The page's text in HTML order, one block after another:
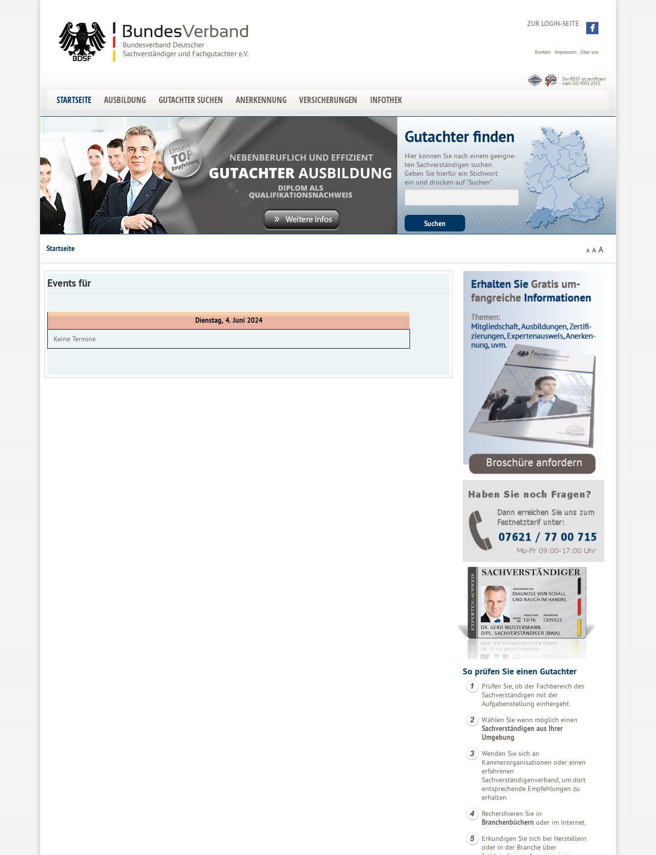
ZUR LOGIN-SEITE
Über uns
Impressum
Kontakt
Der BDSF ist zertifiziert
nach ISO 9001:2015
STARTSEITE AUSBILDUNG GUTACHTER SUCHEN ANERKENNUNG VERSICHERUNGEN INFOTHEK
Gutachter finden
Hier können Sie nach einem geeigne-
ten Sachverständigen suchen.
Geben Sie hierfür ein Stichwort
ein und drücken auf "Suchen".
Startseite A A A
Events für
Dienstag, 4. Juni 2024
Keine Termine
So prüfen Sie einen Gutachter
Prüfen Sie, ob der Fachbereich des
Sachverständigen mit der
Aufgabenstellung einhergeht.
Wählen Sie wenn möglich einen
Sachverständigen aus Ihrer
Umgebung.
Wenden Sie sich an
Kammerorganisationen oder einen
erfahrenen
Sachverständigenverband, um dort
entsprechende Empfehlungen zu
erhalten.
Recherchieren Sie in
Branchenbüchern oder im Internet.
Erkundigen Sie sich bei Herstellern
oder in der Branche über